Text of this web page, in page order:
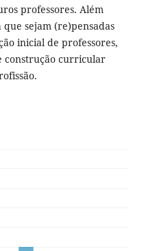
professores. Além
sejam (re)pensadas
inicial de professores,
construção curricular